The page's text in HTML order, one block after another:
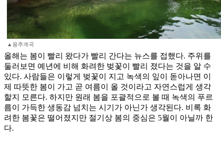
▲용추계곡
올해는 봄이 빨리 왔다가 빨리 간다는 뉴스를 접했다. 주위를
둘러보면 예년에 비해 화려한 벚꽃이 빨리 졌다는 것을 알 수
있다. 사람들은 이렇게 벚꽃이 지고 녹색의 잎이 돋아나면 이
제 따뜻한 봄이 가고 곧 여름이 올 것이라고 자연스럽게 생각
할지 모른다. 하지만 원래 봄을 포괄적으로 볼 때 녹색의 푸르
름이 가득한 생동감 넘치는 시기가 아닌가 생각된다. 비록 화
려한 봄꽃은 떨어졌지만 절기상 봄의 중심은 5월이 아닐까 한
다.